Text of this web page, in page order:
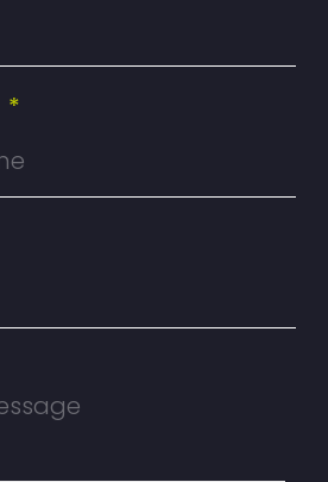
*